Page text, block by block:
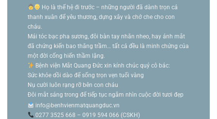
Họ là thế hệ đi trước – những người đã dành trọn cả
thanh xuân để yêu thương, dựng xây và chở che cho con
cháu.
Mái tóc bạc pha sương, đôi bàn tay nhăn nheo, hay ánh mắt
đã chứng kiến bao thăng trầm… tất cả đều là minh chứng của
một đời cống hiến thầm lặng.
Bệnh viện Mắt Quang Đức xin kính chúc quý cô bác:
Sức khỏe dồi dào để sống trọn vẹn tuổi vàng
Nụ cười luôn rạng rỡ bên con cháu
Đôi mắt sáng trong để tiếp tục ngắm nhìn cuộc đời tươi đẹp
info@benhvienmatquangduc.vn
0277 3525 668 – 0919 594 066 (CSKH)